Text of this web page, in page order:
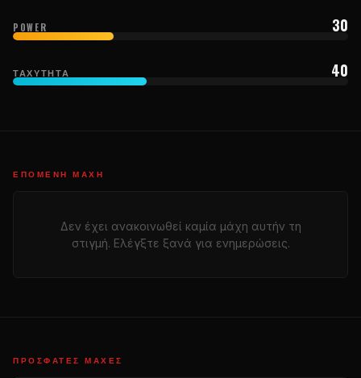
POWER 30
ΤΑΧΎΤΗΤΑ 40
ΕΠΌΜΕΝΗ ΜΆΧΗ
Δεν έχει ανακοινωθεί καμία μάχη αυτήν τη
στιγμή. Ελέγξτε ξανά για ενημερώσεις.
ΠΡΌΣΦΑΤΕΣ ΜΆΧΕΣ